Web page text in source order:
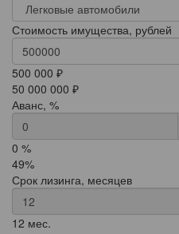
Стоимость имущества, рублей
500 000 ₽
50 000 000 ₽
Аванс, %
0 %
49%
Срок лизинга, месяцев
12 мес.